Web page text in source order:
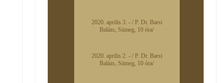
2020. aprilis 3. - / P. Dr. Barsi
Balázs, Sümeg, 10 óra/
2020. aprilis 2. - / P. Dr. Barsi
Balázs, Sümeg, 10 óra/